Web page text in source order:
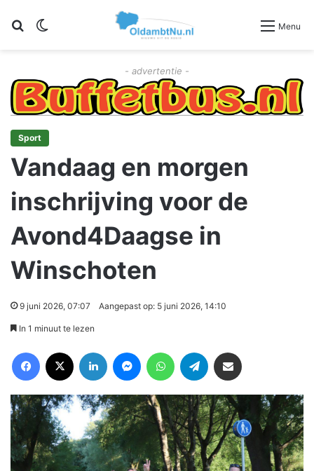
Zoeken Menu
- advertentie -
Sport
Vandaag en morgen
inschrijving voor de
Avond4Daagse in
Winschoten
9 juni 2026, 07:07 Aangepast op: 5 juni 2026, 14:10
In 1 minuut te lezen